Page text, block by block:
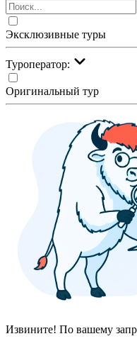
Эксклюзивные туры
Туроператор:
Оригинальный тур
Извините! По вашему